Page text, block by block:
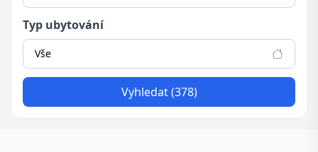
Typ ubytování
Vše
Vyhledat (378)